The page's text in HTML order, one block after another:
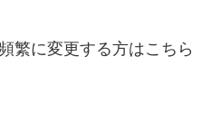
繁に変更する方はこちら